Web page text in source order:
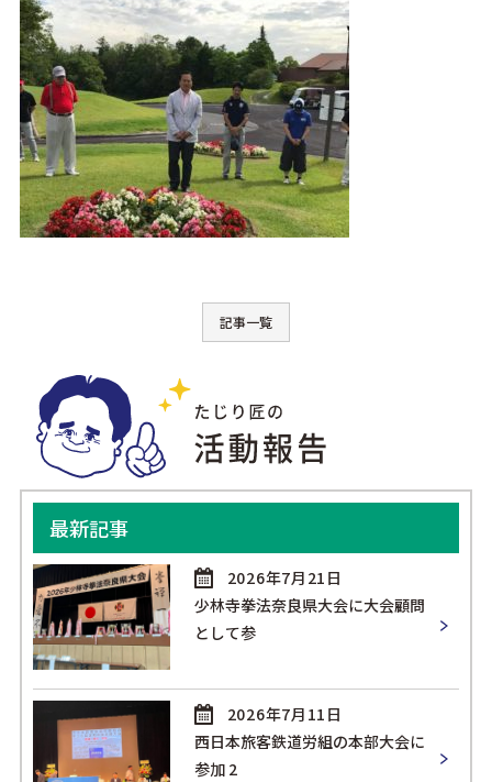
記事一覧
最新記事
2026年7月21日
少林寺拳法奈良県大会に大会顧問
として参
2026年7月11日
西日本旅客鉄道労組の本部大会に
参加 2